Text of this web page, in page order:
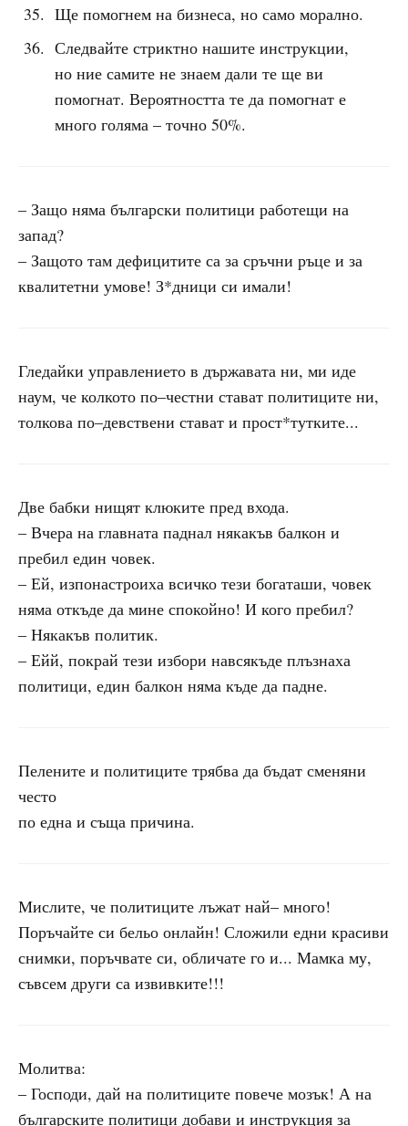
Ще помогнем на бизнеса, но само морално.
Следвайте стриктно нашите инструкции,
но ние самите не знаем дали те ще ви
помогнат. Вероятността те да помогнат е
много голяма – точно 50%.
– Защо няма български политици работещи на
запад?
– Защото там дефицитите са за сръчни ръце и за
квалитетни умове! З*дници си имали!
Гледайки управлението в държавата ни, ми иде
наум, че колкото по–честни стават политиците ни,
толкова по–девствени стават и прост*тутките...
Две бабки нищят клюките пред входа.
– Вчера на главната паднал някакъв балкон и
пребил един човек.
– Ей, изпонастроиха всичко тези богаташи, човек
няма откъде да мине спокойно! И кого пребил?
– Някакъв политик.
– Ейй, покрай тези избори навсякъде плъзнаха
политици, един балкон няма къде да падне.
Пелените и политиците трябва да бъдат сменяни
често
по една и съща причина.
Мислите, че политиците лъжат най– много!
Поръчайте си бельо онлайн! Сложили едни красиви
снимки, поръчвате си, обличате го и... Мамка му,
съвсем други са извивките!!!
Молитва:
– Господи, дай на политиците повече мозък! А на
българските политици добави и инструкция за